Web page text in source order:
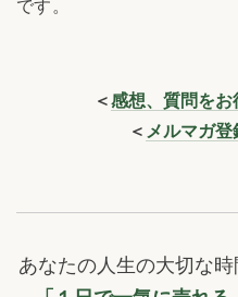
です。
＜感想、質問を
＜ メルマガ
あなたの人生の大切な